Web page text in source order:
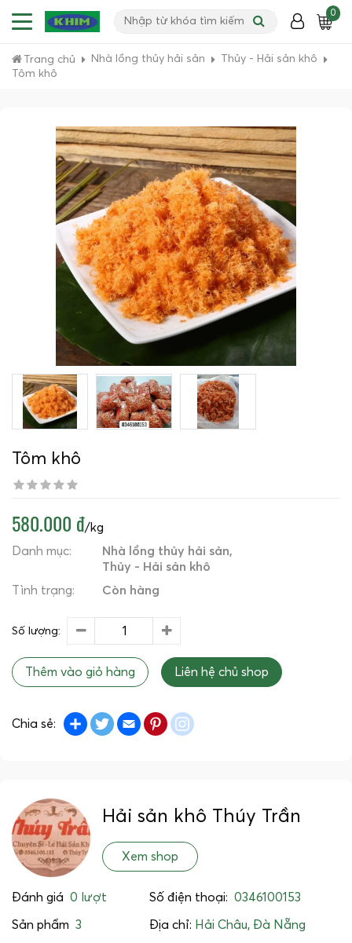
0
Trang chủ Nhà lồng thủy hải sản
Thủy - Hải sản khô
Tôm khô
Tôm khô
580.000 đ/kg
Danh mục:
Nhà lồng thủy hải sản
Thủy - Hải sản khô
Tình trạng:
Còn hàng
Số lượng:
Thêm vào giỏ hàng Liên hệ chủ shop
Chia sẻ: Share TwitterEmail Pinterest
Hải sản khô Thúy Trần
Xem shop
Đánh giá 0 lượt Số điện thoại: 0346100153
Sản phẩm 3 Địa chỉ: Hải Châu, Đà Nẵng